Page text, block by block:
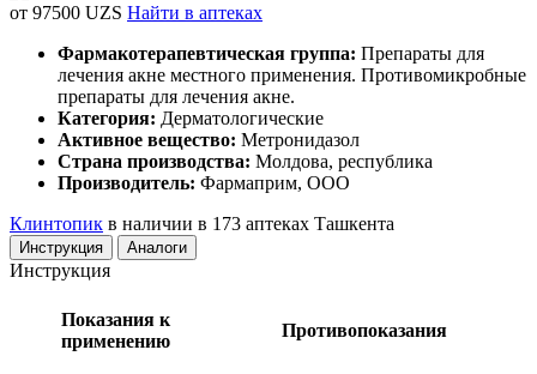
от 97500 UZS Найти в аптеках
Фармакотерапевтическая группа: Препараты для
лечения акне местного применения. Противомикробные
препараты для лечения акне.
Категория: Дерматологические
Активное вещество: Метронидазол
Страна производства: Молдова, республика
Производитель: Фармаприм, ООО
Клинтопик в наличии в 173 аптеках Ташкента
Инструкция Аналоги
Инструкция
Показания к
применению
Противопоказания